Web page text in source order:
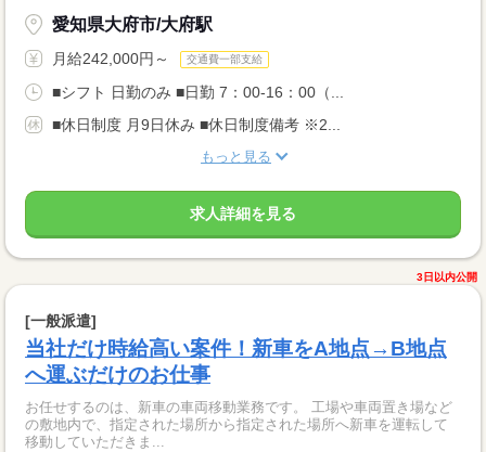
愛知県大府市/大府駅
月給242,000円～ 交通費一部支給
■シフト 日勤のみ ■日勤 7：00-16：00（...
■休日制度 月9日休み ■休日制度備考 ※2...
もっと見る
求人詳細を見る
3日以内公開
[一般派遣]
当社だけ時給高い案件！新車をA地点→B地点
へ運ぶだけのお仕事
お任せするのは、新車の車両移動業務です。 工場や車両置き場など
の敷地内で、指定された場所から指定された場所へ新車を運転して
移動していただきま...